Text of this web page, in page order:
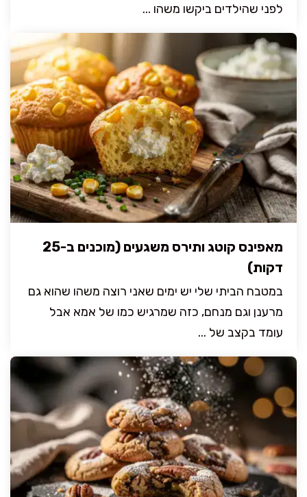
לפני שהילדים ביקשו משהו ...
מאפינס קוטג ותירס משגעים (מוכנים ב-25
דקות)
במטבח הביתי שלי יש ימים שאני רוצה משהו שהוא גם
מרענן וגם מנחם, כזה שמרגיש כמו של אמא אבל
עומד בקצב של ...